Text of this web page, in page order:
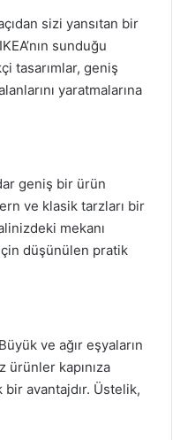
sizi yansıtan bir
sunduğu
tasarımlar, geniş
yaratmalarına
geniş bir ürün
ve klasik tarzları bir
mekanı
düşünülen pratik
ve ağır eşyaların
ürünler kapınıza
avantajdır. Üstelik,